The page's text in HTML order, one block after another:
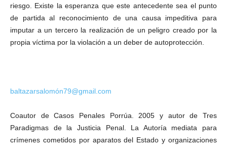
riesgo. Existe la esperanza que este antecedente sea el punto
de partida al reconocimiento de una causa impeditiva para
imputar a un tercero la realización de un peligro creado por la
propia víctima por la violación a un deber de autoprotección.
baltazarsalomón79@gmail.com
Coautor de Casos Penales Porrúa. 2005 y autor de Tres
Paradigmas de la Justicia Penal. La Autoría mediata para
crímenes cometidos por aparatos del Estado y organizaciones